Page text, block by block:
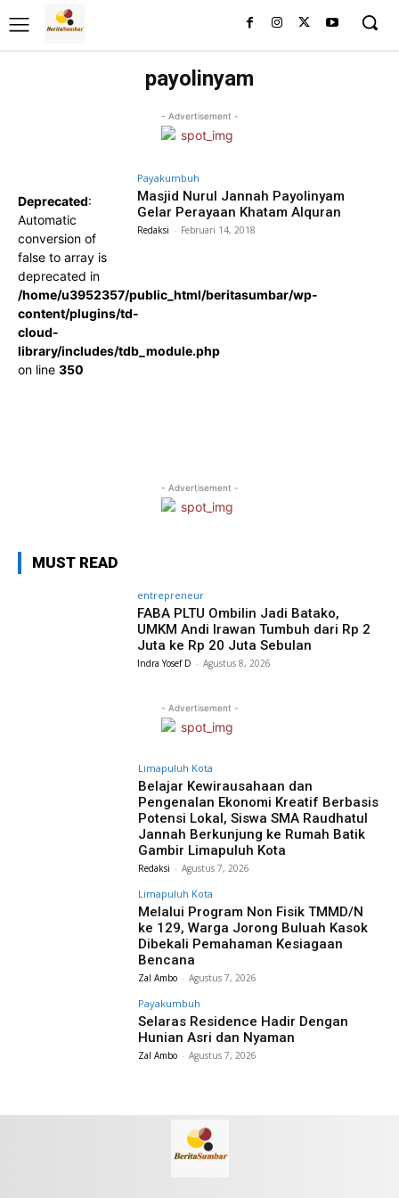
payolinyam
- Advertisement -
Deprecated:
Automatic
conversion of
false to array is
deprecated in
/home/u3952357/public_html/beritasumbar/wp-
content/plugins/td-
cloud-
library/includes/tdb_module.php
on line 350
Payakumbuh
Masjid Nurul Jannah Payolinyam
Gelar Perayaan Khatam Alquran
Redaksi - Februari 14, 2018
- Advertisement -
MUST READ
entrepreneur
FABA PLTU Ombilin Jadi Batako,
UMKM Andi Irawan Tumbuh dari Rp 2
Juta ke Rp 20 Juta Sebulan
Indra Yosef D - Agustus 8, 2026
- Advertisement -
Limapuluh Kota
Belajar Kewirausahaan dan
Pengenalan Ekonomi Kreatif Berbasis
Potensi Lokal, Siswa SMA Raudhatul
Jannah Berkunjung ke Rumah Batik
Gambir Limapuluh Kota
Redaksi - Agustus 7, 2026
Limapuluh Kota
Melalui Program Non Fisik TMMD/N
ke 129, Warga Jorong Buluah Kasok
Dibekali Pemahaman Kesiagaan
Bencana
Zal Ambo - Agustus 7, 2026
Payakumbuh
Selaras Residence Hadir Dengan
Hunian Asri dan Nyaman
Zal Ambo - Agustus 7, 2026